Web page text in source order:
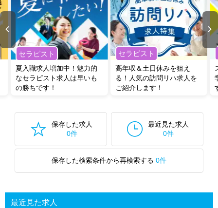
セラピスト
夏入職求人増加中！魅力的
なセラピスト求人は早いも
の勝ちです！
セラピスト
高年収＆土日休みを狙え
る！人気の訪問リハ求人を
ご紹介します！
保存した求人
0件
最近見た求人
0件
保存した検索条件から再検索する 0件
最近見た求人